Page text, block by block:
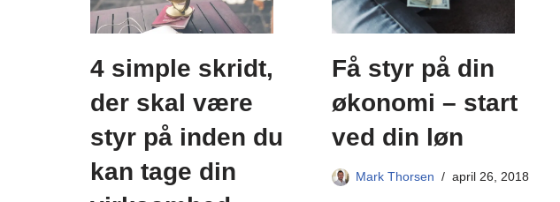
4 simple skridt,
der skal være
styr på inden du
kan tage din
Få styr på din
økonomi – start
ved din løn
Mark Thorsen april 26, 2018